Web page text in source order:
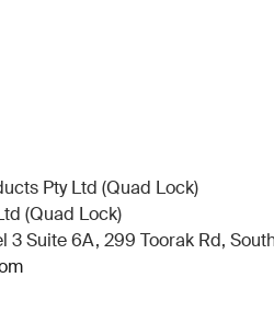
Pty Ltd (Quad Lock)
(Quad Lock)
Suite 6A, 299 Toorak Rd,